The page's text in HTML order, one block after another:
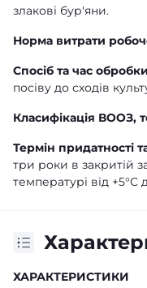
злакові бур'яни.
Норма витрати
Спосіб та час
посіву до сходів
Класифікація ВООЗ,
Термін придатності
три роки в закритій
температурі від +5°С
ХАРАКТЕРИСТИКИ